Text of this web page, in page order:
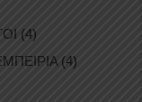
(4)
(4)